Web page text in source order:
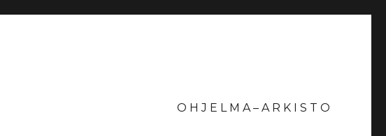
O H J E L M A – A R K I S T O